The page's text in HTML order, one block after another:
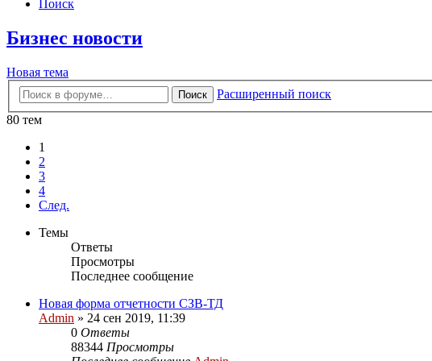
Поиск
Бизнес новости
Новая тема
Поиск
Расширенный поиск
80 тем
1
2
3
4
След.
Темы
Ответы
Просмотры
Последнее сообщение
Новая форма отчетности СЗВ-ТД
Admin » 24 сен 2019, 11:39
0 Ответы
88344 Просмотры